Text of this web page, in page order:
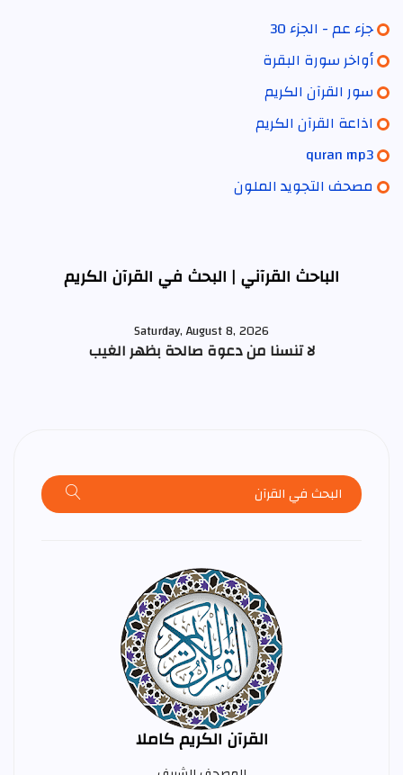
جزء عم - الجزء 30
أواخر سورة البقرة
سور القرآن الكريم
اذاعة القرآن الكريم
quran mp3
مصحف التجويد الملون
الباحث القرآني | البحث في القرآن الكريم
Saturday, August 8, 2026
لا تنسنا من دعوة صالحة بظهر الغيب
القرآن الكريم كاملا